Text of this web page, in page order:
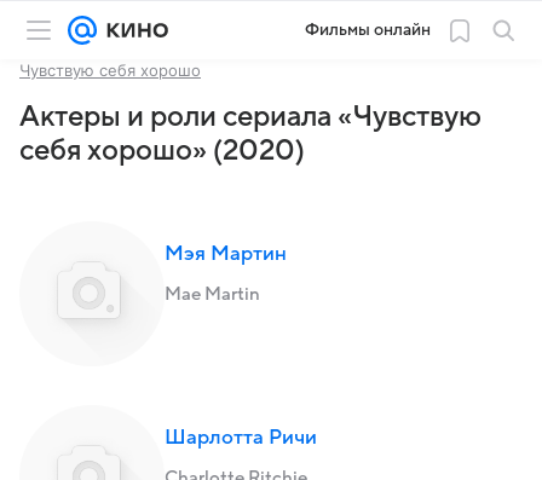
Фильмы онлайн
Чувствую себя хорошо
Актеры и роли сериала «Чувствую
себя хорошо» (2020)
Мэя Мартин
Mae Martin
Шарлотта Ричи